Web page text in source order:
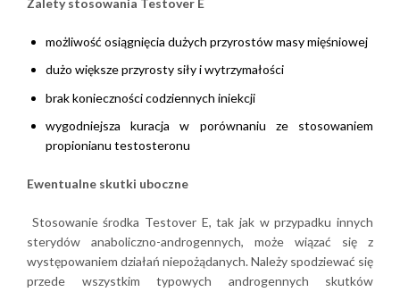
możliwość osiągnięcia dużych przyrostów masy mięśniowej
dużo większe przyrosty siły i wytrzymałości
brak konieczności codziennych iniekcji
wygodniejsza kuracja w porównaniu ze stosowaniem
propionianu testosteronu
Ewentualne skutki uboczne
Stosowanie środka Testover E, tak jak w przypadku innych
sterydów anaboliczno-androgennych, może wiązać się z
występowaniem działań niepożądanych. Należy spodziewać się
przede wszystkim typowych androgennych skutków